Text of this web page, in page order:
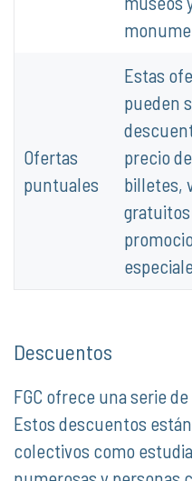
Ofertas
puntuales
Estas
pueden
precio
billetes,
Descuentos
FGC ofrece una serie
Estos descuentos
colectivos como